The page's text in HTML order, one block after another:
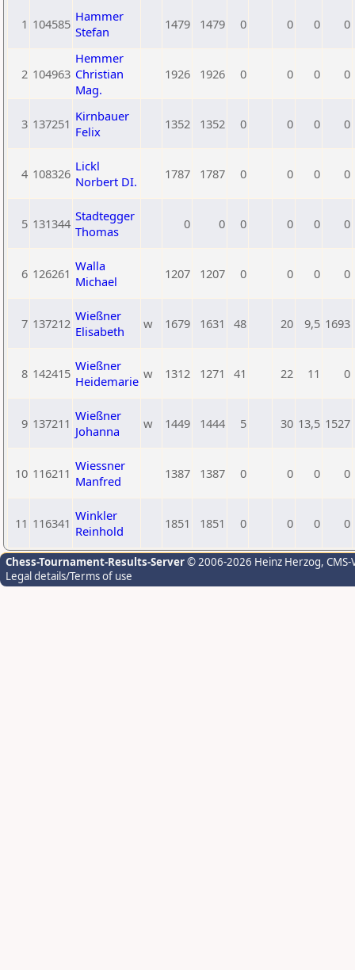
1 104585 Hammer
Stefan
1479 1479 0 0 0 0
2 104963
Hemmer
Christian
Mag.
1926 1926 0 0 0 0
3 137251 Kirnbauer
Felix
1352 1352 0 0 0 0
4 108326 Lickl
Norbert DI.
1787 1787 0 0 0 0
5 131344 Stadtegger
Thomas
0 0 0 0 0 0
6 126261 Walla
Michael
1207 1207 0 0 0 0
7 137212 Wießner
Elisabeth
w 1679 1631 48 20 9,5 1693
8 142415 Wießner
Heidemarie w 1312 1271 41 22 11 0
9 137211 Wießner
Johanna
w 1449 1444 5 30 13,5 1527
10 116211 Wiessner
Manfred
1387 1387 0 0 0 0
11 116341 Winkler
Reinhold
1851 1851 0 0 0 0
Chess-Tournament-Results-Server© 2006-2026 Heinz Herzog,
Legal details/Terms of use